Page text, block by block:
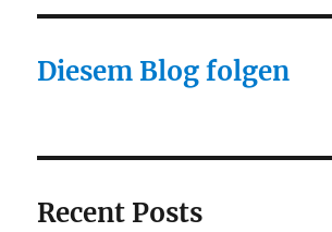
teuer.
Diesem Blog folgen
Recent Posts